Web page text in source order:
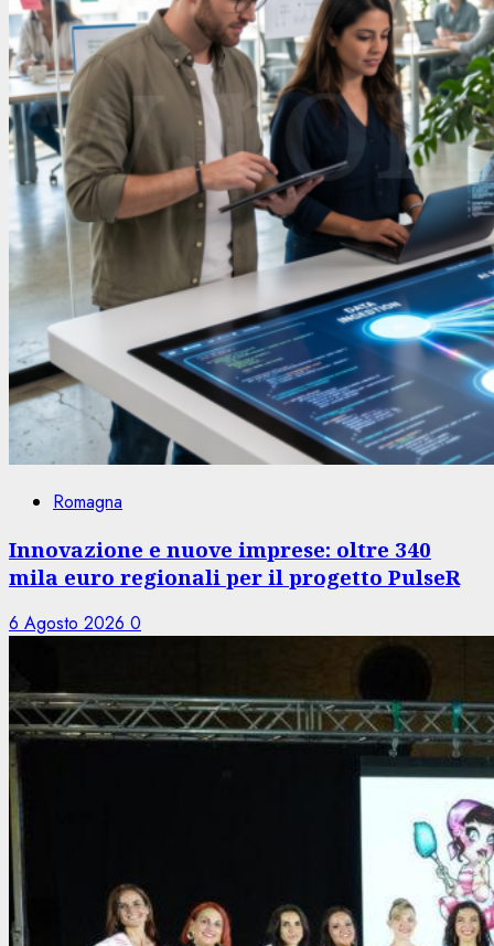
Romagna
Innovazione e nuove imprese: oltre 340
mila euro regionali per il progetto PulseR
6 Agosto 2026 0